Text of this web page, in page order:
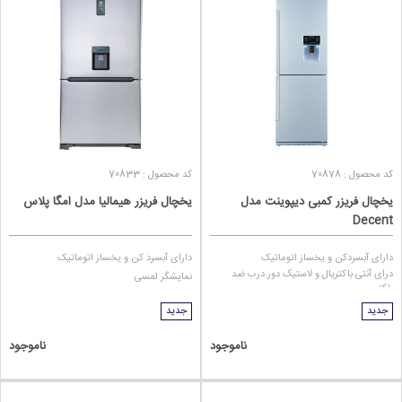
گرمسیری فقط برای افرادی که در استان‌های گرم و جنوبی کشور زندگی
می‌کنند، مهم است. بهتر است افرادی که قصد خرید یخچال فریزر در خوزستان
یا سایر استان‌های گرمسیری را دارند، به این نکته مهم توجه کنند.
کدام برندهای ایرانی یخچال کمبی دارند؟
کد محصول : 70878
یخچال فریزر کمبی دیپوینت مدل
Decent
دارای آبسردکن و یخساز اتوماتیک
درای آنتی باکتریال و لاستیک دور درب ضد
باکتری
جدید
ناموجود
کد محصول : 70833
یخچال فریزر هیمالیا مدل امگا پلاس
دارای آبسرد کن و یخساز اتوماتیک
نمایشگر لمسی
جدید
ناموجود